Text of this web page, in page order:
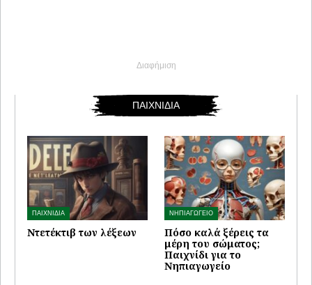
Διαφήμιση
ΠΑΙΧΝΙΔΙΑ
ΠΑΙΧΝΙΔΙΑ
Ντετέκτιβ των λέξεων
ΝΗΠΙΑΓΩΓΕΙΟ
Πόσο καλά ξέρεις τα
μέρη του σώματος;
Παιχνίδι για το
Νηπιαγωγείο